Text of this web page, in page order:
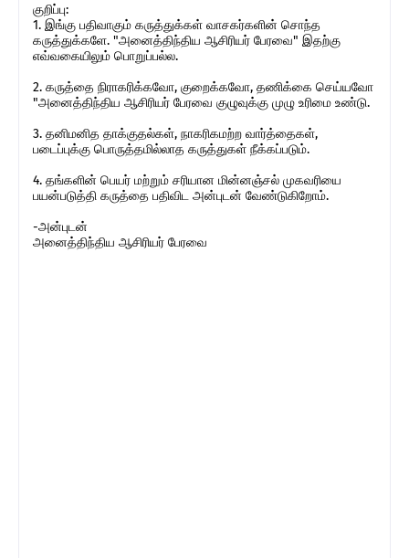
குறிப்பு:
1. இங்கு பதிவாகும் கருத்துக்கள் வாசகர்களின் சொந்த
கருத்துக்களே. "அனைத்திந்திய ஆசிரியர் பேரவை" இதற்கு
எவ்வகையிலும் பொறுப்பல்ல.
2. கருத்தை நிராகரிக்கவோ, குறைக்கவோ, தணிக்கை செய்யவோ
"அனைத்திந்திய ஆசிரியர் பேரவை குழுவுக்கு முழு உரிமை உண்டு.
3. தனிமனித தாக்குதல்கள், நாகரிகமற்ற வார்த்தைகள்,
படைப்புக்கு பொருத்தமில்லாத கருத்துகள் நீக்கப்படும்.
4. தங்களின் பெயர் மற்றும் சரியான மின்னஞ்சல் முகவரியை
பயன்படுத்தி கருத்தை பதிவிட அன்புடன் வேண்டுகிறோம்.
-அன்புடன்
அனைத்திந்திய ஆசிரியர் பேரவை